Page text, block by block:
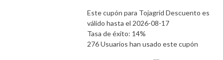
Este cupón para Tojagrid Descuento es
válido hasta el 2026-08-17
Tasa de éxito: 14%
276 Usuarios han usado este cupón